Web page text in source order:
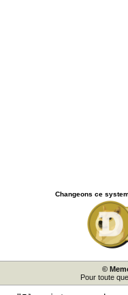
Changeons ce
©
Pour toute